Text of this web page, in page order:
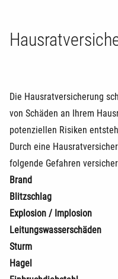
Die Hausratversicherung
von Schäden an Ihrem
potenziellen Risiken
Durch eine
folgende Gefahren
Brand
Blitzschlag
Explosion / Implosion
Leitungswasserschäden
Sturm
Hagel